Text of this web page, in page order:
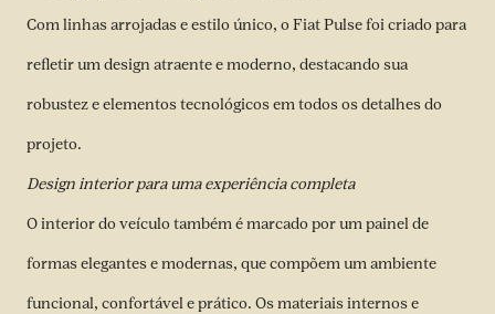
Com linhas arrojadas e estilo único, o Fiat Pulse foi criado para
refletir um design atraente e moderno, destacando sua
robustez e elementos tecnológicos em todos os detalhes do
projeto.
Design interior para uma experiência completa
O interior do veículo também é marcado por um painel de
formas elegantes e modernas, que compõem um ambiente
funcional, confortável e prático. Os materiais internos e